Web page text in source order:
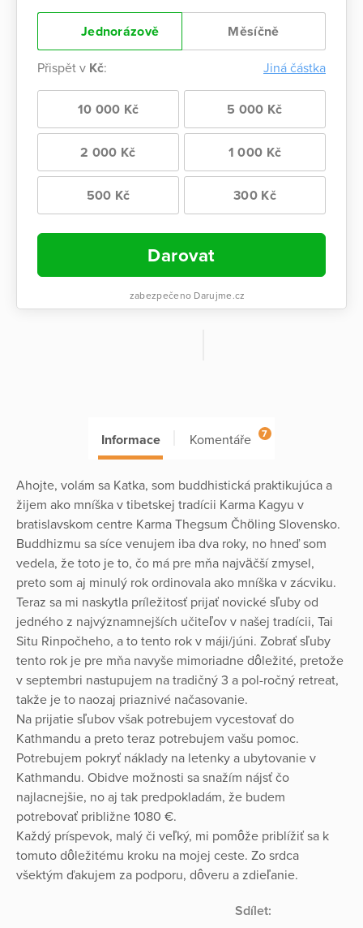
Jednorázově Měsíčně
Přispět v Kč: Jiná částka
10 000 Kč 5 000 Kč
2 000 Kč 1 000 Kč
500 Kč 300 Kč
Darovat
zabezpečeno Darujme.cz
Informace Komentáře 7
Ahojte, volám sa Katka, som buddhistická praktikujúca a
žijem ako mníška v tibetskej tradícii Karma Kagyu v
bratislavskom centre Karma Thegsum Čhöling Slovensko.
Buddhizmu sa síce venujem iba dva roky, no hneď som
vedela, že toto je to, čo má pre mňa najväčší zmysel,
preto som aj minulý rok ordinovala ako mníška v zácviku.
Teraz sa mi naskytla príležitosť prijať novické sľuby od
jedného z najvýznamnejších učiteľov v našej tradícii, Tai
Situ Rinpočheho, a to tento rok v máji/júni. Zobrať sľuby
tento rok je pre mňa navyše mimoriadne dôležité, pretože
v septembri nastupujem na tradičný 3 a pol-ročný retreat,
takže je to naozaj priaznivé načasovanie.
Na prijatie sľubov však potrebujem vycestovať do
Kathmandu a preto teraz potrebujem vašu pomoc.
Potrebujem pokryť náklady na letenky a ubytovanie v
Kathmandu. Obidve možnosti sa snažím nájsť čo
najlacnejšie, no aj tak predpokladám, že budem
potrebovať približne 1080 €.
Každý príspevok, malý či veľký, mi pomôže priblížiť sa k
tomuto dôležitému kroku na mojej ceste. Zo srdca
všektým ďakujem za podporu, dôveru a zdieľanie.
Sdílet: